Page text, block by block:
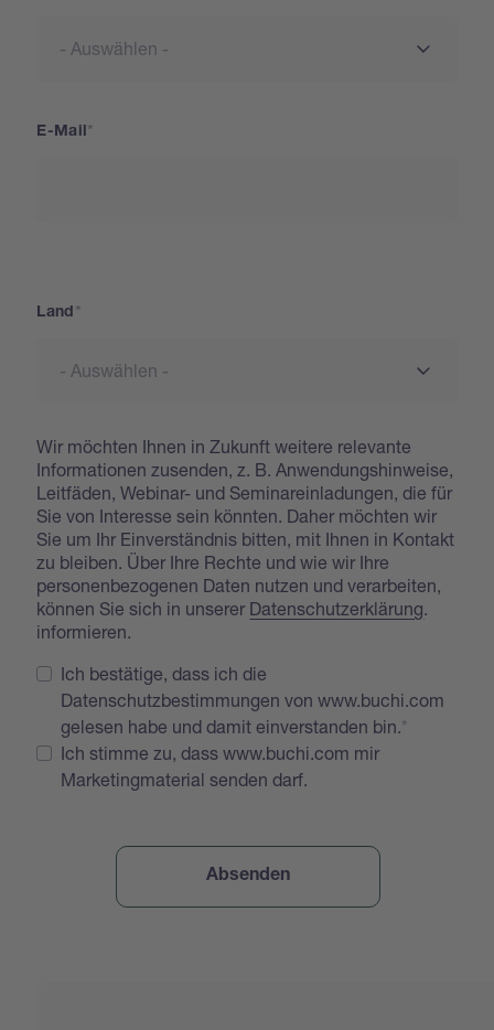
E-Mail
Land
Wir möchten Ihnen in Zukunft weitere relevante
Informationen zusenden, z. B. Anwendungshinweise,
Leitfäden, Webinar- und Seminareinladungen, die für
Sie von Interesse sein könnten. Daher möchten wir
Sie um Ihr Einverständnis bitten, mit Ihnen in Kontakt
zu bleiben. Über Ihre Rechte und wie wir Ihre
personenbezogenen Daten nutzen und verarbeiten,
können Sie sich in unserer Datenschutzerklärung
informieren.
Ich bestätige, dass ich die
Datenschutzbestimmungen von www.buchi.com
gelesen habe und damit einverstanden bin.
Ich stimme zu, dass www.buchi.com mir
Marketingmaterial senden darf.